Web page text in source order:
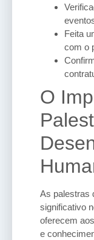
Feita
com o
O
As palestras
significativo
oferecem
e